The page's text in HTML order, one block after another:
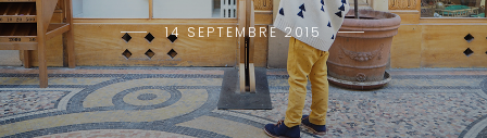
14 SEPTEMBRE 2015